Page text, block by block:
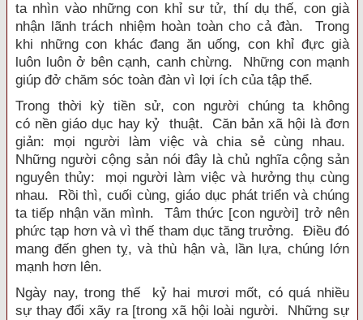
ta nhìn vào những con khỉ sư tử, thí dụ thế, con già
nhận lãnh trách nhiệm hoàn toàn cho cả đàn. Trong
khi những con khác đang ăn uống, con khỉ đực già
luôn luôn ở bên cạnh, canh chừng. Những con mạnh
giúp đở chăm sóc toàn đàn vì lợi ích của tập thể.
Trong thời kỳ tiền sử, con người chúng ta không
có nền giáo dục hay kỷ thuật. Căn bản xã hội là đơn
giản: mọi người làm việc và chia sẻ cùng nhau.
Những người cộng sản nói đây là chủ nghĩa cộng sản
nguyên thủy: mọi người làm việc và hưởng thụ cùng
nhau. Rồi thì, cuối cùng, giáo dục phát triển và chúng
ta tiếp nhận văn mình. Tâm thức [con người] trở nên
phức tạp hơn và vì thế tham dục tăng trưởng. Điều đó
mang đến ghen tỵ, và thù hận và, lần lựa, chúng lớn
mạnh hơn lên.
Ngày nay, trong thế kỷ hai mươi mốt, có quá nhiều
sự thay đổi xãy ra [trong xã hội loài người. Những sự